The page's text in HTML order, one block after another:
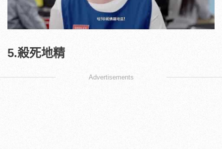
5.殺死地精
Advertisements